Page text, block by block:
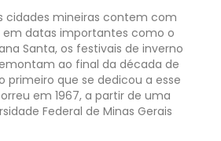
cidades mineiras contem com
datas importantes como o
Santa, os festivais de inverno
ao final da década de
primeiro que se dedicou a esse
em 1967, a partir de uma
Federal de Minas Gerais